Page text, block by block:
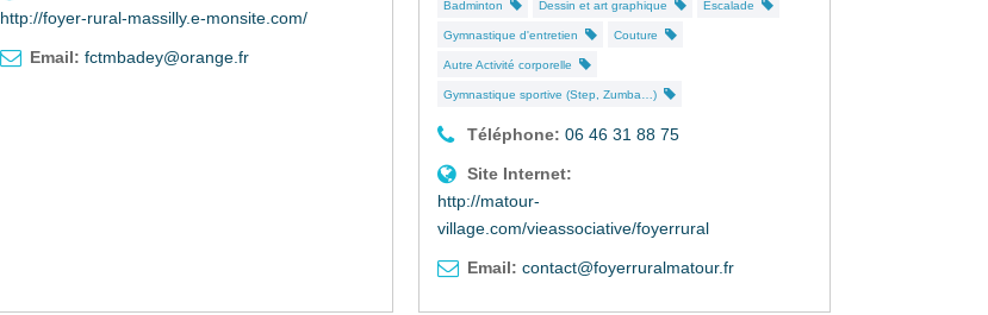
http://foyer-rural-massilly.e-monsite.com/
Email: fctmbadey@orange.fr
Badminton Dessin et art graphique Escalade
Gymnastique d'entretien Couture
Autre Activité corporelle
Gymnastique sportive (Step, Zumba…)
Téléphone: 06 46 31 88 75
Site Internet:
http://matour-
village.com/vieassociative/foyerrural
Email: contact@foyerruralmatour.fr